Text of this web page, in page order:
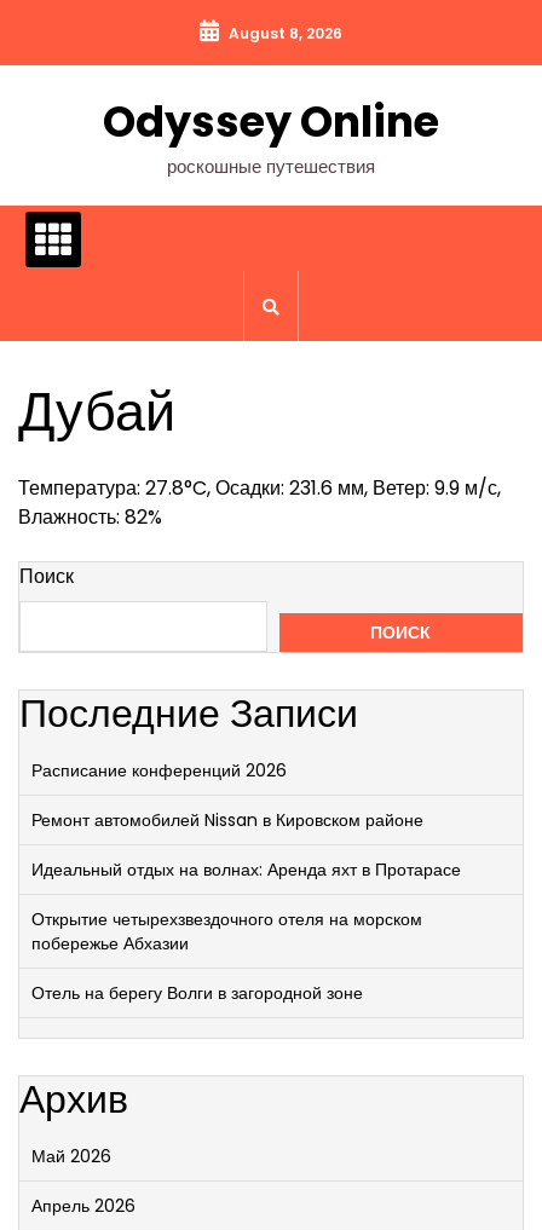
содержимому
August 8, 2026
Odyssey Online
роскошные путешествия
Дубай
Температура: 27.8°C, Осадки: 231.6 мм, Ветер: 9.9 м/с,
Влажность: 82%
Поиск
ПОИСК
Последние Записи
Расписание конференций 2026
Ремонт автомобилей Nissan в Кировском районе
Идеальный отдых на волнах: Аренда яхт в Протарасе
Открытие четырехзвездочного отеля на морском
побережье Абхазии
Отель на берегу Волги в загородной зоне
Архив
Май 2026
Апрель 2026